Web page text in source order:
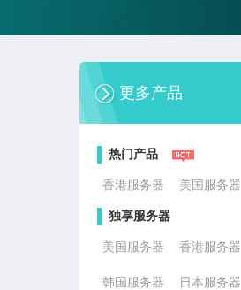
更多产品
热门产品
香港服务器 美国服务器
独享服务器
美国服务器 香港服务器
韩国服务器 日本服务器